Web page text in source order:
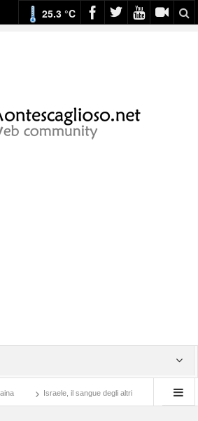
25.3 °C
Israele, il sangue degli altri Lotta di classe… tra